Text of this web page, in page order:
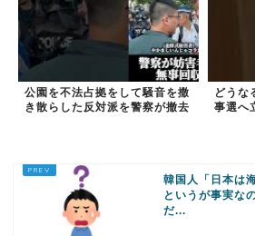
公園を不法占拠をして騒音を撒
き散らした反対派を警察が撤去
どうな
事選へ
韓国人「日本は
というが事実な
だ...